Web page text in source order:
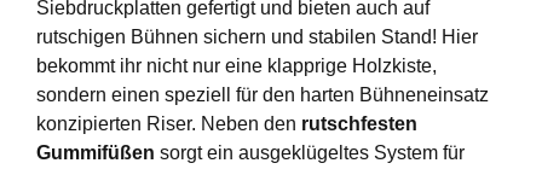
Siebdruckplatten gefertigt und bieten auch auf
rutschigen Bühnen sichern und stabilen Stand! Hier
bekommt ihr nicht nur eine klapprige Holzkiste,
sondern einen speziell für den harten Bühneneinsatz
konzipierten Riser. Neben den rutschfesten
Gummifüßen sorgt ein ausgeklügeltes System für